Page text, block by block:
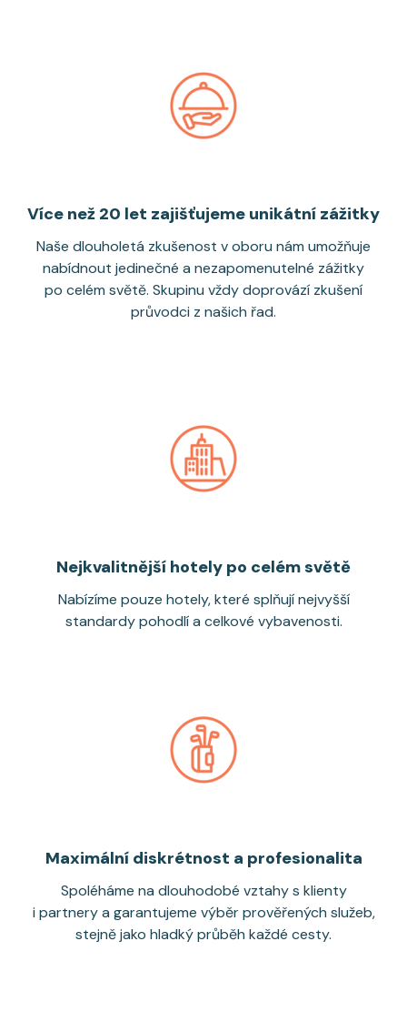
Více než 20 let zajišťujeme unikátní zážitky
Naše dlouholetá zkušenost v oboru nám umožňuje
nabídnout jedinečné a nezapomenutelné zážitky
po celém světě. Skupinu vždy doprovází zkušení
průvodci z našich řad.
Nejkvalitnější hotely po celém světě
Nabízíme pouze hotely, které splňují nejvyšší
standardy pohodlí a celkové vybavenosti.
Maximální diskrétnost a profesionalita
Spoléháme na dlouhodobé vztahy s klienty
i partnery a garantujeme výběr prověřených služeb,
stejně jako hladký průběh každé cesty.